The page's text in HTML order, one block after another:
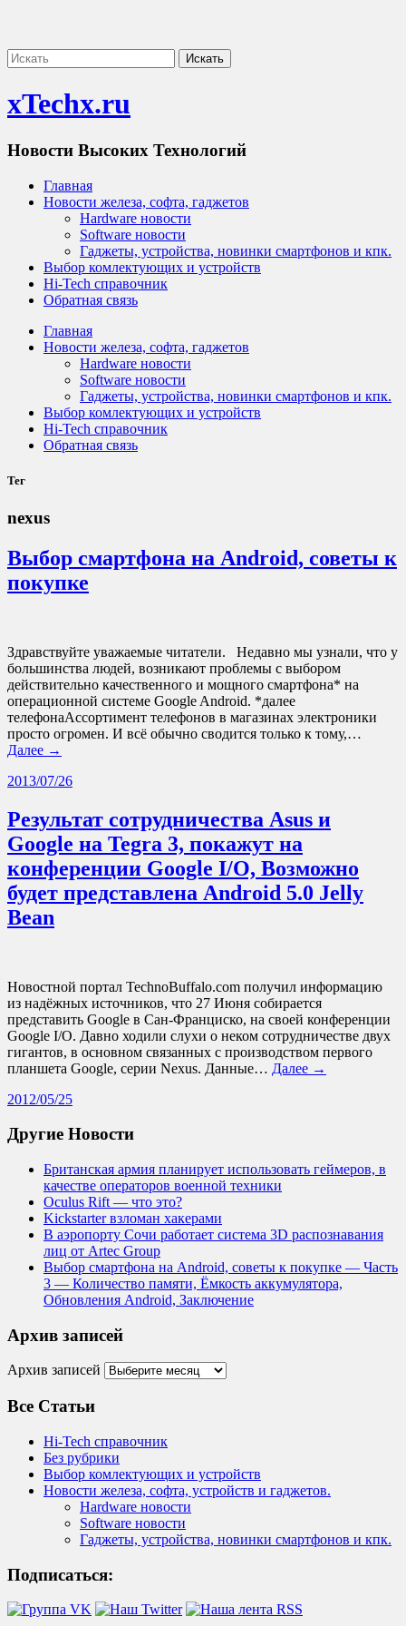
xTechx.ru
Новости Высоких Технологий
Главная
Новости железа, софта, гаджетов
Hardware новости
Software новости
Гаджеты, устройства, новинки смартфонов и кпк.
Выбор комлектующих и устройств
Hi-Tech справочник
Обратная связь
Главная
Новости железа, софта, гаджетов
Hardware новости
Software новости
Гаджеты, устройства, новинки смартфонов и кпк.
Выбор комлектующих и устройств
Hi-Tech справочник
Обратная связь
Тег
nexus
Выбор смартфона на Android, советы к
покупке
Здравствуйте уважаемые читатели. Недавно мы узнали, что у
большинства людей, возникают проблемы с выбором
действительно качественного и мощного смартфона* на
операционной системе Google Android. *далее
телефонаАссортимент телефонов в магазинах электроники
просто огромен. И всё обычно сводится только к тому,…
Далее →
2013/07/26
Результат сотрудничества Asus и
Google на Tegra 3, покажут на
конференции Google I/O, Возможно
будет представлена Android 5.0 Jelly
Bean
Новостной портал TechnoBuffalo.com получил информацию
из надёжных источников, что 27 Июня собирается
представить Google в Сан-Франциско, на своей конференции
Google I/O. Давно ходили слухи о неком сотрудничестве двух
гигантов, в основном связанных с производством первого
планшета Google, серии Nexus. Данные… Далее →
2012/05/25
Другие Новости
Британская армия планирует использовать геймеров, в
качестве операторов военной техники
Oculus Rift — что это?
Kickstarter взломан хакерами
В аэропорту Сочи работает система 3D распознавания
лиц от Artec Group
Выбор смартфона на Android, советы к покупке — Часть
3 — Количество памяти, Ёмкость аккумулятора,
Обновления Android, Заключение
Архив записей
Архив записей
Все Статьи
Hi-Tech справочник
Без рубрики
Выбор комлектующих и устройств
Новости железа, софта, устройств и гаджетов.
Hardware новости
Software новости
Гаджеты, устройства, новинки смартфонов и кпк.
Подписаться: